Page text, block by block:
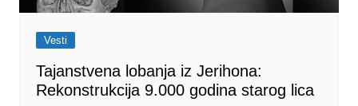
Vesti
Tajanstvena lobanja iz Jerihona:
Rekonstrukcija 9.000 godina starog lica